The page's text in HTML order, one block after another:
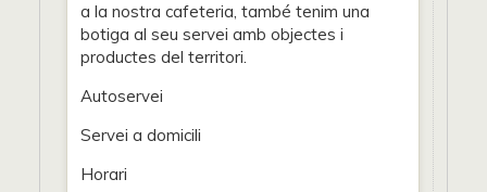
a la nostra cafeteria, també tenim una
botiga al seu servei amb objectes i
productes del territori.
Autoservei
Servei a domicili
Horari